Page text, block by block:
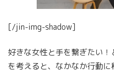
[/jin-img-shadow]
好きな女性と手を繋ぎたい
を考えると、なかなか行動に